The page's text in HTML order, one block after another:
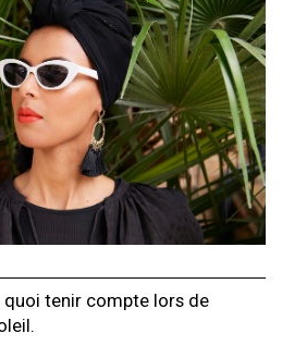
quoi tenir compte lors de